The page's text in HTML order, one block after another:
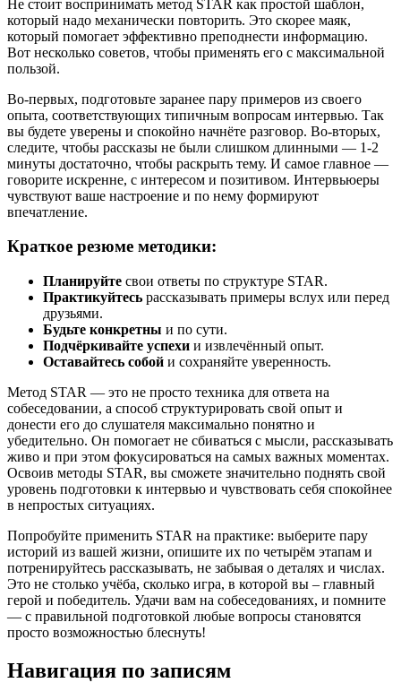
Не стоит воспринимать метод STAR как простой шаблон,
который надо механически повторить. Это скорее маяк,
который помогает эффективно преподнести информацию.
Вот несколько советов, чтобы применять его с максимальной
пользой.
Во-первых, подготовьте заранее пару примеров из своего
опыта, соответствующих типичным вопросам интервью. Так
вы будете уверены и спокойно начнёте разговор. Во-вторых,
следите, чтобы рассказы не были слишком длинными — 1-2
минуты достаточно, чтобы раскрыть тему. И самое главное —
говорите искренне, с интересом и позитивом. Интервьюеры
чувствуют ваше настроение и по нему формируют
впечатление.
Краткое резюме методики:
Планируйте свои ответы по структуре STAR.
Практикуйтесь рассказывать примеры вслух или перед
друзьями.
Будьте конкретны и по сути.
Подчёркивайте успехи и извлечённый опыт.
Оставайтесь собой и сохраняйте уверенность.
Метод STAR — это не просто техника для ответа на
собеседовании, а способ структурировать свой опыт и
донести его до слушателя максимально понятно и
убедительно. Он помогает не сбиваться с мысли, рассказывать
живо и при этом фокусироваться на самых важных моментах.
Освоив методы STAR, вы сможете значительно поднять свой
уровень подготовки к интервью и чувствовать себя спокойнее
в непростых ситуациях.
Попробуйте применить STAR на практике: выберите пару
историй из вашей жизни, опишите их по четырём этапам и
потренируйтесь рассказывать, не забывая о деталях и числах.
Это не столько учёба, сколько игра, в которой вы – главный
герой и победитель. Удачи вам на собеседованиях, и помните
— с правильной подготовкой любые вопросы становятся
просто возможностью блеснуть!
Навигация по записям